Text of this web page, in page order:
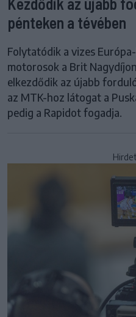
pénteken a tévében
Folytatódik a vizes
motorosok a Brit
elkezdődik az újabb
az MTK-hoz látogat a
pedig a Rapidot fogadja.